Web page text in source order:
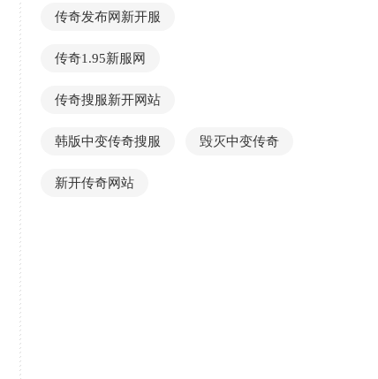
传奇发布网新开服
传奇1.95新服网
传奇搜服新开网站
韩版中变传奇搜服 毁灭中变传奇
新开传奇网站